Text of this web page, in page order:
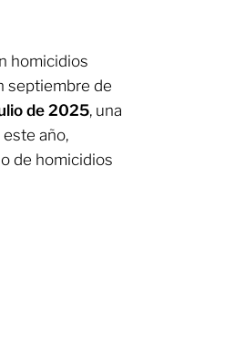
homicidios
septiembre de
de 2025, una
año,
de homicidios